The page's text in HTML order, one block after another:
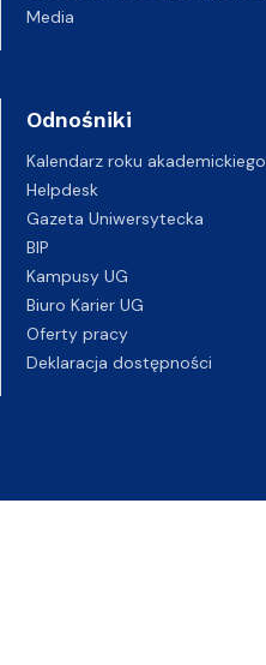
Media
Odnośniki
Kalendarz roku akademickiego
Helpdesk
Gazeta Uniwersytecka
BIP
Kampusy UG
Biuro Karier UG
Oferty pracy
Deklaracja dostępności